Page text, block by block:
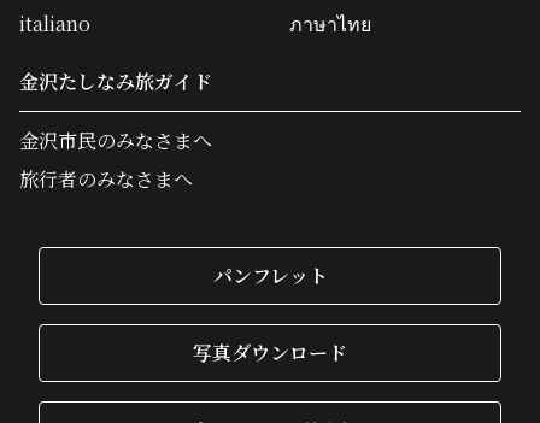
italiano
ภาษาไทย
金沢たしなみ旅ガイド
金沢市民のみなさまへ
旅行者のみなさまへ
パンフレット
写真ダウンロード